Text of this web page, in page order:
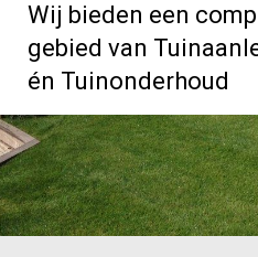
Wij bieden een
gebied van
én Tuinonderhoud